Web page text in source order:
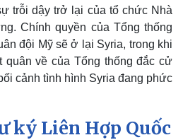
Multimedia
Video
Ảnh
E-Magazine
Infographic
trỗi dậy trở lại của tổ chức Nhà
Chính quyền của Tổng thống
đội Mỹ sẽ ở lại Syria, trong khi
quân về của Tổng thống đắc cử
cảnh tình hình Syria đang phức
ký Liên Hợp Quốc